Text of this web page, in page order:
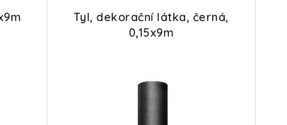
Tyl, dekorační látka, černá,
0,15x9m